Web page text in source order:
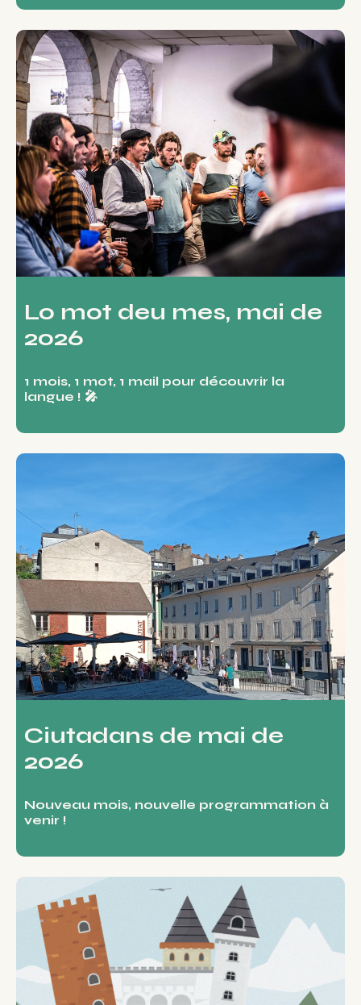
Lo mot deu mes, mai de
2026
1 mois, 1 mot, 1 mail pour découvrir la
langue ! 🎤
Ciutadans de mai de
2026
Nouveau mois, nouvelle programmation à
venir !